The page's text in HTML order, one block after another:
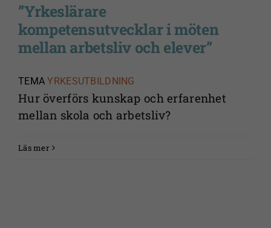
”Yrkeslärare
kompetensutvecklar i möten
mellan arbetsliv och elever”
TEMA YRKESUTBILDNING
Hur överförs kunskap och erfarenhet
mellan skola och arbetsliv?
Läs mer